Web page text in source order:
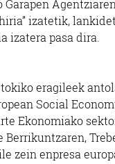
izatetik,
izatera pasa dira.
eragileek
Social
Ekonomiako
zein enpresa